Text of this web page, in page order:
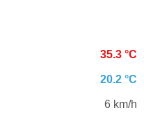
35.3 °C
20.2 °C
6 km/h